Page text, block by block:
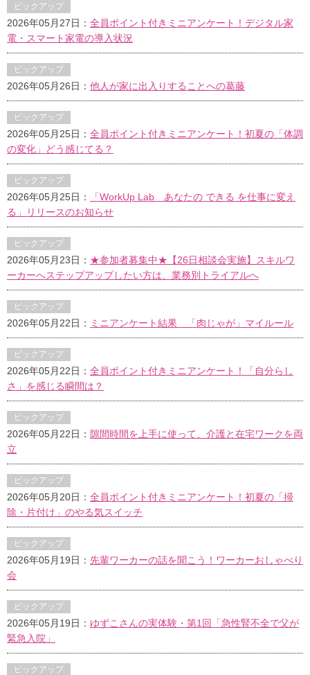
ピックアップ
2026年05月27日： 全員ポイント付きミニアンケート！デジタル家
電・スマート家電の導入状況
ピックアップ
2026年05月26日： 他人が家に出入りすることへの葛藤
ピックアップ
2026年05月25日： 全員ポイント付きミニアンケート！初夏の「体調
の変化」どう感じてる？
ピックアップ
2026年05月25日：
「WorkUp Lab あなたの できる を仕事に変え
る」リリースのお知らせ
ピックアップ
2026年05月23日： ★参加者募集中★【26日相談会実施】スキルワ
ーカーへステップアップしたい方は、業務別トライアルへ
ピックアップ
2026年05月22日： ミニアンケート結果 「肉じゃが」マイルール
ピックアップ
2026年05月22日： 全員ポイント付きミニアンケート！「自分らし
さ」を感じる瞬間は？
ピックアップ
2026年05月22日： 隙間時間を上手に使って、介護と在宅ワークを両
立
ピックアップ
2026年05月20日： 全員ポイント付きミニアンケート！初夏の「掃
除・片付け」のやる気スイッチ
ピックアップ
2026年05月19日： 先輩ワーカーの話を聞こう！ワーカーおしゃべり
会
ピックアップ
2026年05月19日： ゆずこさんの実体験・第1回「急性腎不全で父が
緊急入院」
ピックアップ